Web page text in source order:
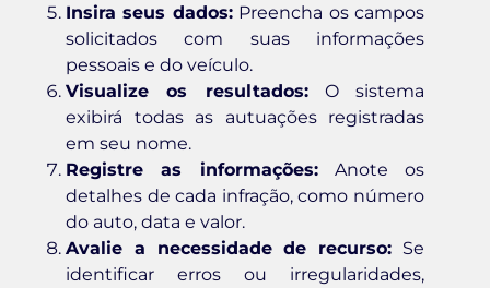
Insira seus dados:Preencha os campos
solicitados com suas informações
pessoais e do veículo.
Visualize os resultados:O sistema
exibirá todas as autuações registradas
em seu nome.
Registre as informações:Anote os
detalhes de cada infração, como número
do auto, data e valor.
Avalie a necessidade de recurso: Se
identificar erros ou irregularidades,